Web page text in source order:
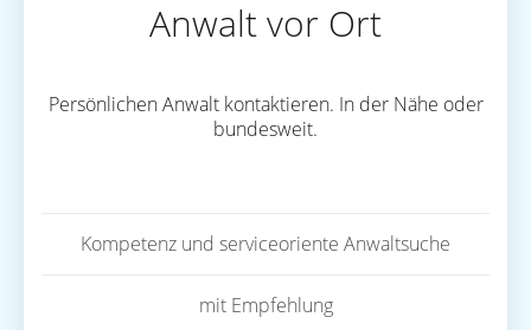
Anwalt vor Ort
Persönlichen Anwalt kontaktieren. In der Nähe oder
bundesweit.
Kompetenz und serviceoriente Anwaltsuche
mit Empfehlung